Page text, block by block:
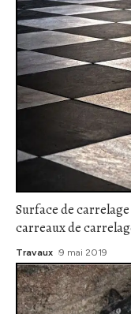
Surface de
carreaux de
Travaux 9 mai 2019